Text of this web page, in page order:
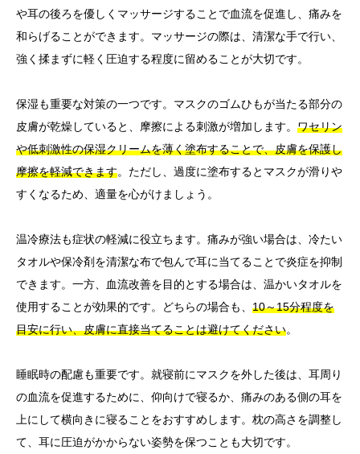
や耳の後ろを優しくマッサージすることで血流を促進し、痛みを
和らげることができます。マッサージの際は、清潔な手で行い、
強く揉まずに軽く圧迫する程度に留めることが大切です。
保湿も重要な対策の一つです。マスクのゴムひもが当たる部分の
皮膚が乾燥していると、摩擦による刺激が増加します。 ワセリン
や低刺激性の保湿クリームを薄く塗布することで、皮膚を保護し
摩擦を軽減できます。ただし、過度に塗布するとマスクが滑りや
すくなるため、適量を心がけましょう。
温冷療法も症状の軽減に役立ちます。痛みが強い場合は、冷たい
タオルや保冷剤を清潔な布で包んで耳に当てることで炎症を抑制
できます。一方、血流改善を目的とする場合は、温かいタオルを
使用することが効果的です。どちらの場合も、 10～15分程度を
目安に行い、皮膚に直接当てることは避けてください。
睡眠時の配慮も重要です。就寝前にマスクを外した後は、耳周り
の血流を促進するために、仰向けで寝るか、痛みのある側の耳を
上にして横向きに寝ることをおすすめします。枕の高さを調整し
て、耳に圧迫がかからない姿勢を保つことも大切です。